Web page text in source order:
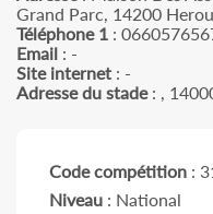
Grand Parc, 14200
Téléphone 1 :
Email : -
Site internet : -
Adresse du stade: ,
Code compétition :
Niveau : National